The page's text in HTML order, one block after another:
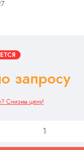
запросу
Снизим цену!